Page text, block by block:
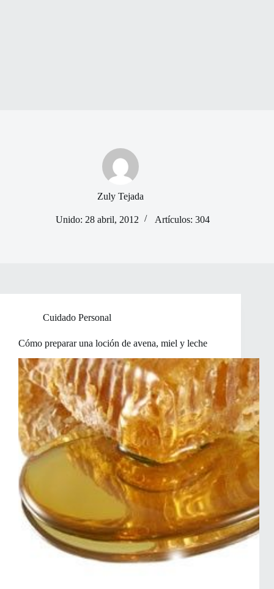
Zuly Tejada
Unido: 28 abril, 2012 Artículos: 304
Cuidado Personal
Cómo preparar una loción de avena, miel y leche